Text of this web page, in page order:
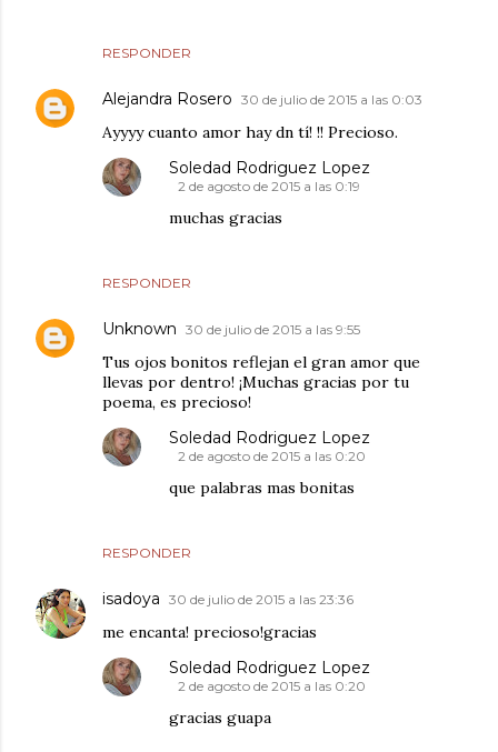
RESPONDER
Alejandra Rosero 30 de julio de 2015 a las 0:03
Ayyyy cuanto amor hay dn tí! !! Precioso.
RESPONDER
Soledad Rodriguez Lopez
2 de agosto de 2015 a las 0:19
muchas gracias
Unknown 30 de julio de 2015 a las 9:55
Tus ojos bonitos reflejan el gran amor que
llevas por dentro! ¡Muchas gracias por tu
poema, es precioso!
RESPONDER
Soledad Rodriguez Lopez
2 de agosto de 2015 a las 0:20
que palabras mas bonitas
isadoya 30 de julio de 2015 a las 23:36
me encanta! precioso!gracias
Soledad Rodriguez Lopez
2 de agosto de 2015 a las 0:20
gracias guapa